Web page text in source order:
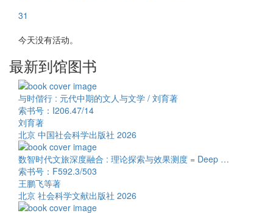
31
今天没有活动。
最新到馆图书
与时偕行 : 元代中期的文人与文学 / 刘育著
索书号：I206.47/14
刘育著
北京 中国社会科学出版社 2026
数智时代文旅深度融合 : 理论探索与效果测度 = Deep …
索书号：F592.3/503
王鹏飞等著
北京 社会科学文献出版社 2026